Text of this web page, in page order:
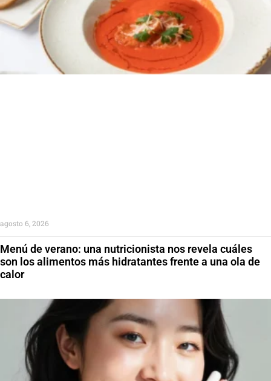
Menú de verano: una nutricionista nos revela cuáles
son los alimentos más hidratantes frente a una ola de
calor
agosto 6, 2026